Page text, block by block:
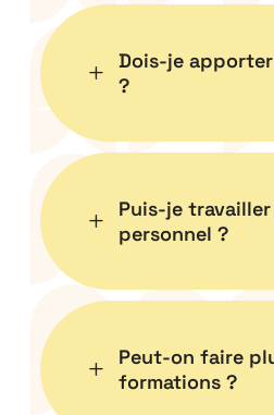
L
Dois-je
?
L
Puis-je
personnel ?
L
Peut-on faire
formations ?